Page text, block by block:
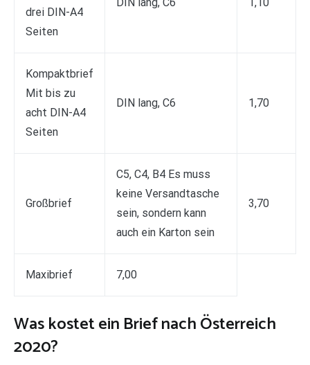
drei DIN-A4
Seiten
Kompaktbrief
Mit bis zu
acht DIN-A4
Seiten
DIN lang, C6 1,70
Großbrief
C5, C4, B4 Es muss
keine Versandtasche
sein, sondern kann
auch ein Karton sein
3,70
Maxibrief 7,00
Was kostet ein Brief nach Österreich
2020?